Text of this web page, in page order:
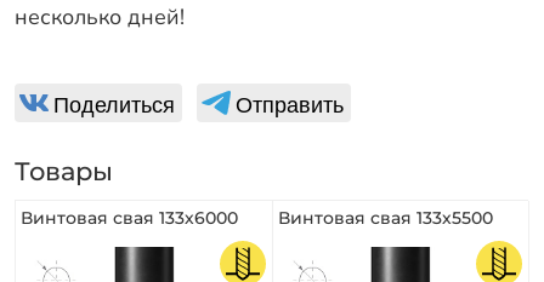
несколько дней!
Поделиться Отправить
Товары
Винтовая свая 133х6000 Винтовая свая 133х5500